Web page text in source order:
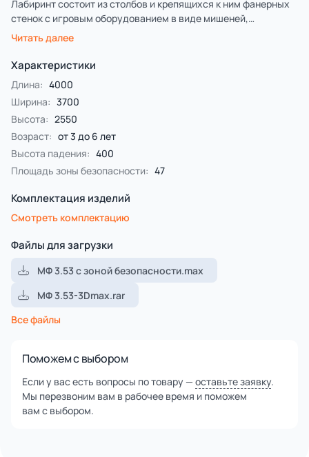
Лабиринт состоит из столбов и крепящихся к ним фанерных
стенок с игровым оборудованием в виде мишеней,
головоломок, детских счет, трубы-перехода пластиковой и
декоративные фанерные крыши в форме кроны дерева и
тропических птиц.
Читать далее
Характеристики
Длина: 4000
Ширина: 3700
Высота: 2550
Возраст: от 3 до 6 лет
Высота падения: 400
Площадь зоны безопасности: 47
Комплектация изделий
Смотреть комплектацию
Файлы для загрузки
МФ 3.53 с зоной безопасности.max
МФ 3.53-3Dmax.rar
Все файлы
Поможем с выбором
Если у вас есть вопросы по товару — оставьте заявку.
Мы перезвоним вам в рабочее время и поможем
вам с выбором.